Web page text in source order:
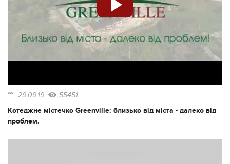
29.09.19 55451
Котеджне містечко Greenville: близько від міста - далеко від
проблем.